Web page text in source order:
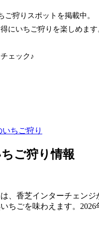
ご狩りスポットを掲載中。
にいちご狩りを楽しめます
ェック♪
ちご狩り
ちご狩り情報
、香芝インターチェン
ちごを味わえます。